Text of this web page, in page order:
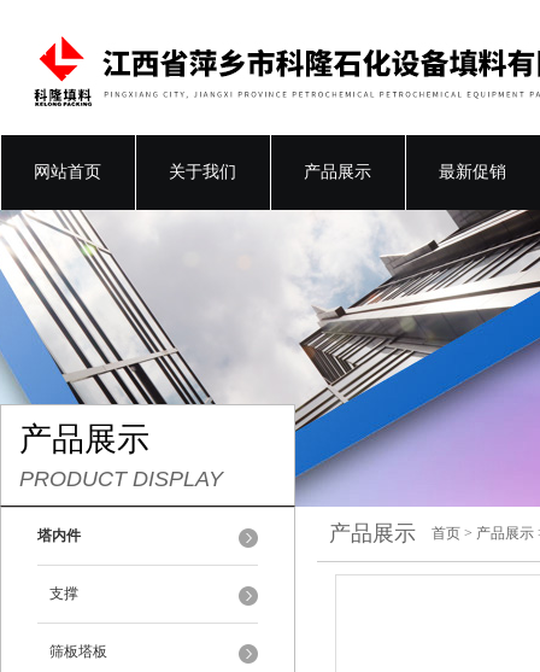
网站首页 关于我们 产品展示 最新促销
产品展示
PRODUCT DISPLAY
塔内件
支撑
筛板塔板
产品展示 首页 > 产品展示